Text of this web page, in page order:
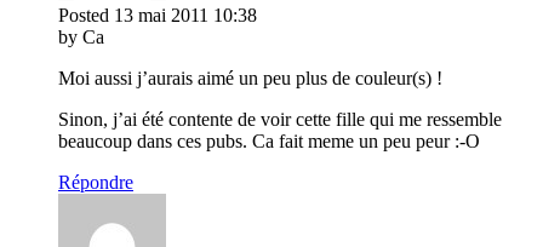
Posted 13 mai 2011 10:38
by Ca
Moi aussi j’aurais aimé un peu plus de couleur(s) !
Sinon, j’ai été contente de voir cette fille qui me ressemble
beaucoup dans ces pubs. Ca fait meme un peu peur :-O
Répondre